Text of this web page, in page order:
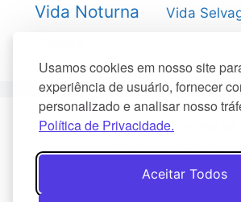
Usamos cookies em nosso site
experiência de usuário, fornecer
personalizado e analisar nosso
Política de Privacidade.
Aceitar Todos
Vida Noturna Vida
Sobre Nós
Política de
© 2026-2026 Destino de Férias.